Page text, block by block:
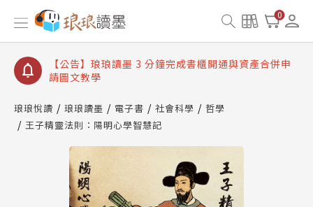
0
【公告】琅琅讀墨數位閱讀資產合併與書櫃開通申請
【公告】琅琅讀墨書櫃開通常見問題
【公告】琅琅讀墨 3 分鐘完成書櫃開通與資產合併申
請圖文教學
查詢
【公告】琅琅讀墨數位閱讀資產合併與書櫃開通申請
琅琅悅讀 琅琅讀墨 電子書 社會科學
哲學
王子精靈法則：陽明心學智慧記